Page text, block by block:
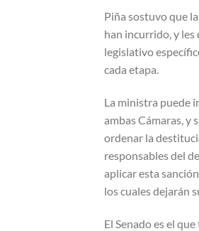
Piña sostuvo que
han incurrido, y les
legislativo
cada etapa.
La ministra puede
ambas Cámaras, y
ordenar la
responsables del
aplicar esta
los cuales dejarán
El Senado es el